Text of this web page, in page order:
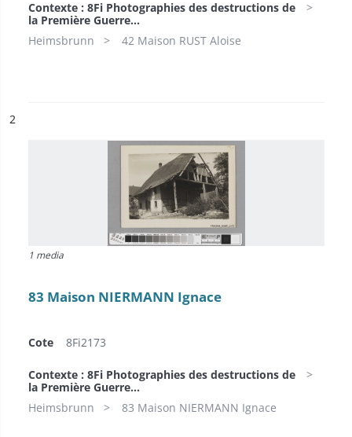
Contexte : 8Fi Photographies des destructions de
la Première Guerre...
Heimsbrunn
42 Maison RUST Aloise
n°
2
1 media
83 Maison NIERMANN Ignace
Cote 8Fi2173
Contexte : 8Fi Photographies des destructions de
la Première Guerre...
Heimsbrunn
83 Maison NIERMANN Ignace